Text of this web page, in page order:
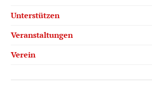
Unterstützen
Veranstaltungen
Verein